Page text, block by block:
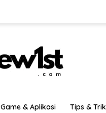
Game & Aplikasi Tips & Trik